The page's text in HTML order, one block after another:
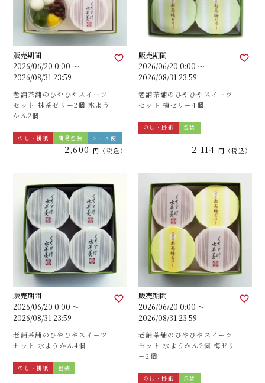
販売期間
2026/06/20 0:00〜
2026/08/31 23:59
老舗茶舗のひやひやスイーツ
セット 抹茶ゼリー2個 水よう
かん2個
のし・掛紙 簡易包装 クール便
2,600 税込
販売期間
2026/06/20 0:00 〜
2026/08/31 23:59
老舗茶舗のひやひやスイーツ
セット 梅ゼリー4個
のし・掛紙 包装
2,114 税込
販売期間
2026/06/20 0:00〜
2026/08/31 23:59
老舗茶舗のひやひやスイーツ
セット 水ようかん4個
のし・掛紙 包装
販売期間
2026/06/20 0:00 〜
2026/08/31 23:59
老舗茶舗のひやひやスイーツ
セット 水ようかん2個 梅ゼリ
ー2個
のし・掛紙 包装